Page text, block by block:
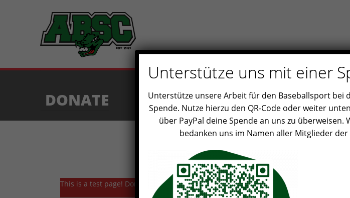
DONATE
This is a test page! Don’t make Donations.
Unterstütze uns mit einer
Unterstütze unsere Arbeit für den Baseballsport bei
Spende. Nutze hierzu den QR-Code oder weiter
über PayPal deine Spende an uns zu
bedanken uns im Namen aller Mitglieder der